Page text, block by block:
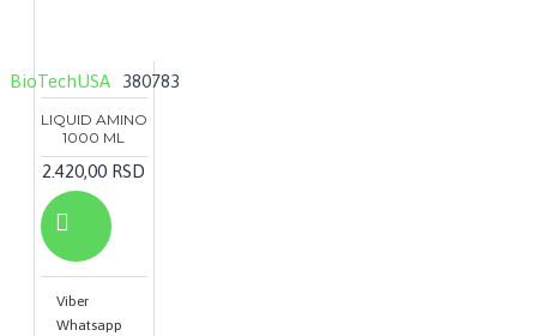
BioTechUSA 380783
LIQUID AMINO
1000 ML
2.420,00 RSD
Viber
Whatsapp